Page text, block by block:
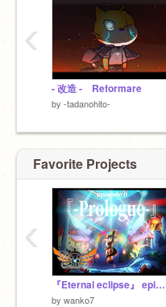
@Mr-msm2
エムエスでもあり、まさ
@wanko7
「たんぽぽ」
@nemutaris
【罪人達⬇︎】
@oratyann
「大先生」
@hibiroo
「姉御」
@Romied
「イケメン」
@-i_soshi-
⬆︎⬆︎⬆︎⬆︎⬆︎
最後のイケメンを除いて全
- 改造 - Reformare
by -tadanohito-
‹
Favorite Projects
『Eternal eclipse』 episode 0 - Prologue -
by wanko7
‹